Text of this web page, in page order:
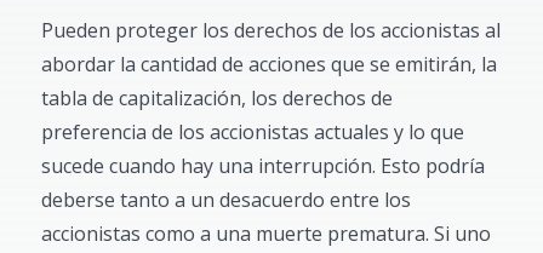
Pueden proteger los derechos de los accionistas al
abordar la cantidad de acciones que se emitirán, la
tabla de capitalización, los derechos de
preferencia de los accionistas actuales y lo que
sucede cuando hay una interrupción. Esto podría
deberse tanto a un desacuerdo entre los
accionistas como a una muerte prematura. Si uno